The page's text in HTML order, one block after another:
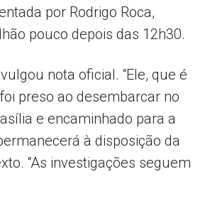
por Rodrigo Roca,
pouco depois das 12h30.
nota oficial. “Ele, que é
preso ao desembarcar no
e encaminhado para a
à disposição da
“As investigações seguem